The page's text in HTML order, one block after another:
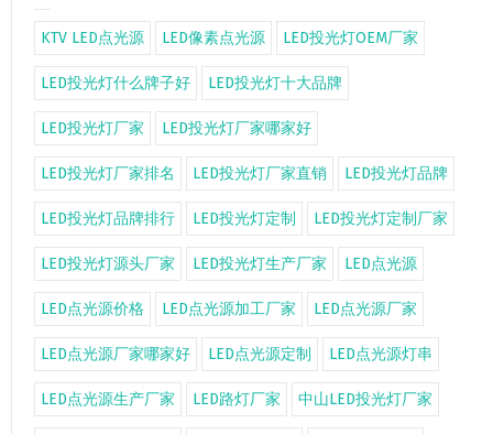
KTV LED点光源 LED像素点光源 LED投光灯OEM厂家
LED投光灯什么牌子好 LED投光灯十大品牌
LED投光灯厂家 LED投光灯厂家哪家好
LED投光灯厂家排名 LED投光灯厂家直销 LED投光灯品牌
LED投光灯品牌排行 LED投光灯定制 LED投光灯定制厂家
LED投光灯源头厂家 LED投光灯生产厂家 LED点光源
LED点光源价格 LED点光源加工厂家 LED点光源厂家
LED点光源厂家哪家好 LED点光源定制 LED点光源灯串
LED点光源生产厂家 LED路灯厂家 中山LED投光灯厂家